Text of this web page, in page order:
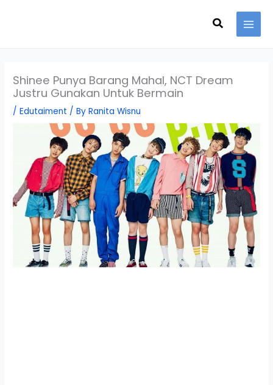
Search
Shinee Punya Barang Mahal, NCT Dream
Justru Gunakan Untuk Bermain
/Edutaiment / ByRanita Wisnu